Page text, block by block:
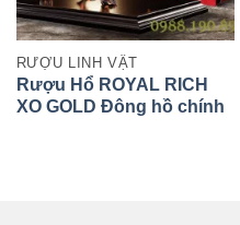
RƯỢU LINH VẬT
Rượu Hổ ROYAL RICH
XO GOLD Đông hồ chính